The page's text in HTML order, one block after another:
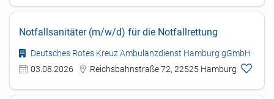
Notfallsanitäter (m/w/d) für die Notfallrettung
Deutsches Rotes Kreuz Ambulanzdienst Hamburg gGmbH
03.08.2026
Reichsbahnstraße 72, 22525 Hamburg